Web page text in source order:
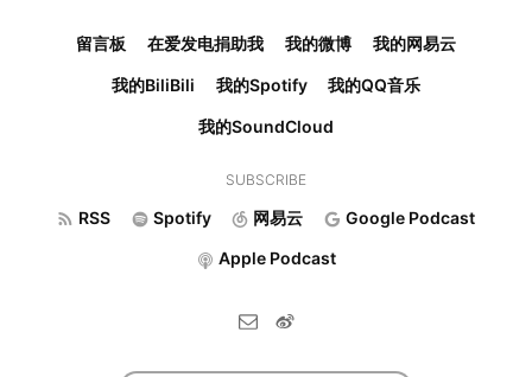
留言板 在爱发电捐助我 我的微博 我的网易云
我的BiliBili 我的Spotify 我的QQ音乐
我的SoundCloud
SUBSCRIBE
RSS Spotify 网易云 Google Podcast
Apple Podcast